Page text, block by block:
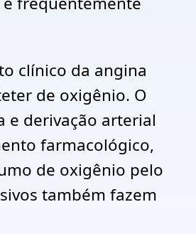
clínico da angina
de oxigênio. O
e derivação arterial
farmacológico,
de oxigênio pelo
também fazem